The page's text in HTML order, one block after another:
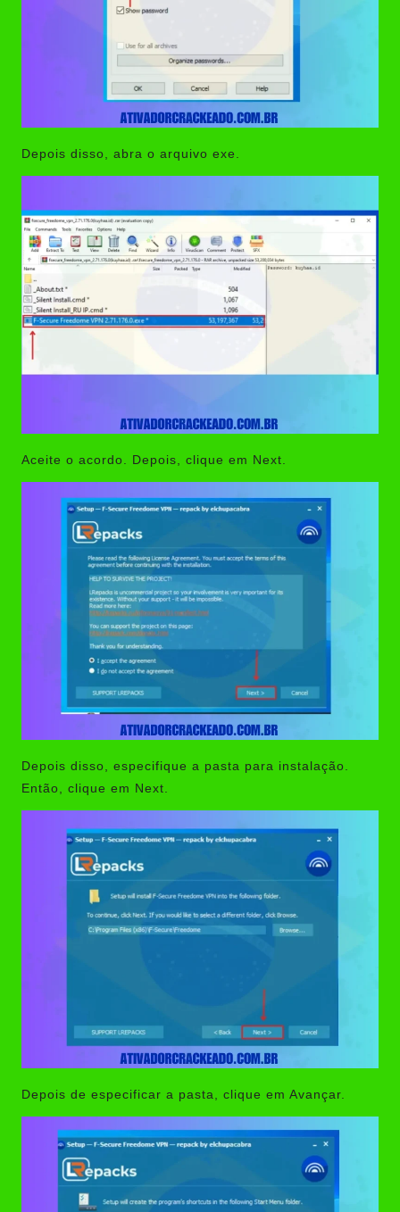
Depois disso, abra o arquivo exe.
Aceite o acordo. Depois, clique em Next.
Depois disso, especifique a pasta para instalação.
Então, clique em Next.
Depois de especificar a pasta, clique em Avançar.